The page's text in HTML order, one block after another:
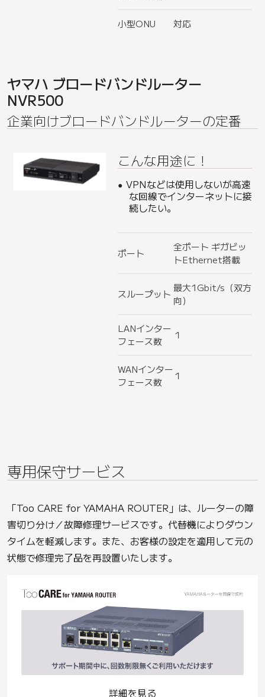
小型ONU 対応
ヤマハ ブロードバンドルーター
NVR500
企業向けブロードバンドルーターの定番
こんな用途に！
VPNなどは使用しないが高速
な回線でインターネットに接
続したい。
ポート
全ポート ギガビッ
トEthernet搭載
スループット
最大1Gbit/s（双方
向）
LANインター
フェース数
１
WANインター
フェース数
１
専用保守サービス
「Too CARE for YAMAHA ROUTER」は、ルーターの障
害切り分け／故障修理サービスです。代替機によりダウン
タイムを軽減します。また、お客様の設定を適用して元の
状態で修理完了品を再設置いたします。
詳細を見る